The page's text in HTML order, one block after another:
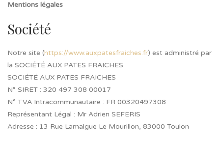
Mentions légales
Société
Notre site (https://www.auxpatesfraiches.fr) est administré par
la SOCIÉTÉ AUX PATES FRAICHES.
SOCIÉTÉ AUX PATES FRAICHES
N° SIRET : 320 497 308 00017
N° TVA Intracommunautaire : FR 00320497308
Représentant Légal : Mr Adrien SEFERIS
Adresse : 13 Rue Lamalgue Le Mourillon, 83000 Toulon